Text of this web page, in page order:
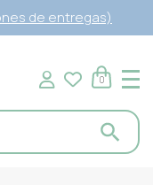
de entregas)
0